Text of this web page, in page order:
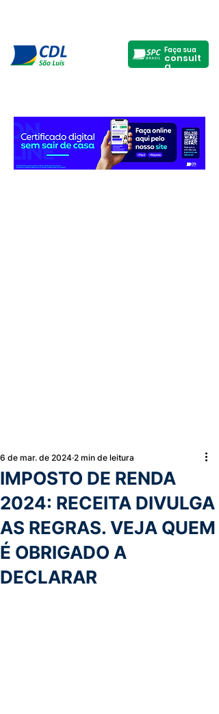
Faça sua
consult
a
IMPOSTO DE RENDA
2024: RECEITA DIVULGA
AS REGRAS. VEJA QUEM
É OBRIGADO A
DECLARAR
6 de mar. de 2024 2 min de leitura